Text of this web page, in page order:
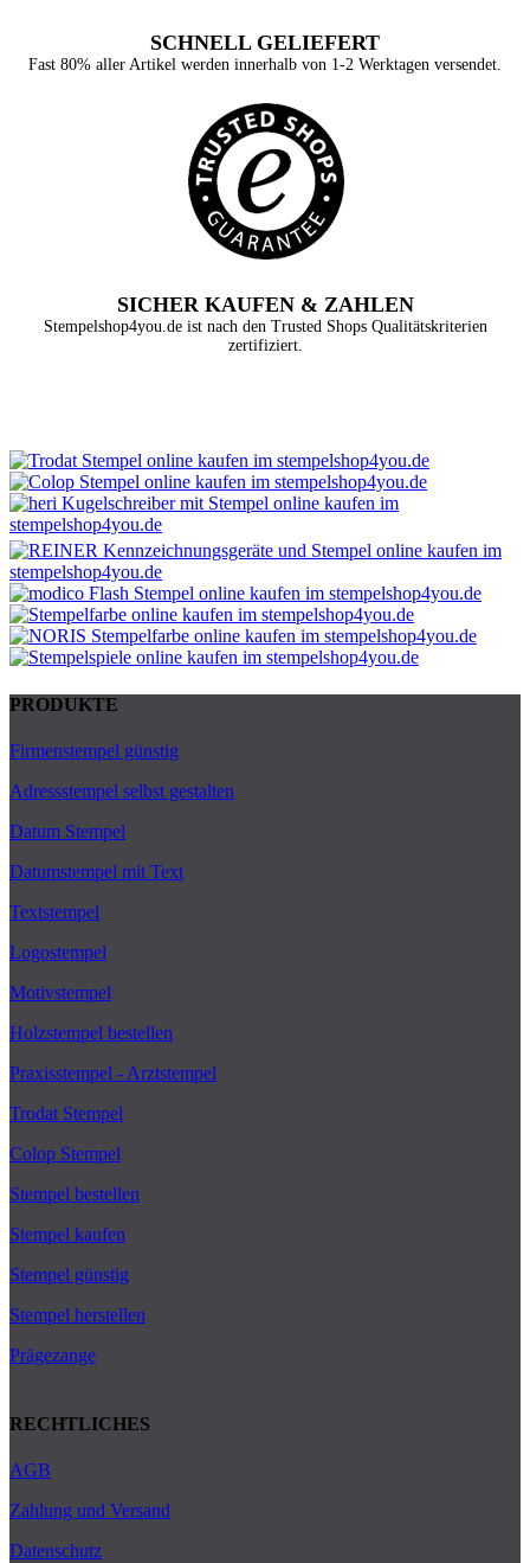
SCHNELL GELIEFERT
Fast 80% aller Artikel werden innerhalb von 1-2 Werktagen versendet.
SICHER KAUFEN & ZAHLEN
Stempelshop4you.de ist nach den Trusted Shops Qualitätskriterien
zertifiziert.
PRODUKTE
Firmenstempel günstig
Adressstempel selbst gestalten
Datum Stempel
Datumstempel mit Text
Textstempel
Logostempel
Motivstempel
Holzstempel bestellen
Praxisstempel - Arztstempel
Trodat Stempel
Colop Stempel
Stempel bestellen
Stempel kaufen
Stempel günstig
Stempel herstellen
Prägezange
RECHTLICHES
AGB
Zahlung und Versand
Datenschutz